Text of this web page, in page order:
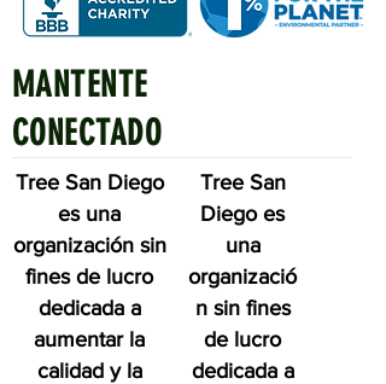
MANTENTE
CONECTADO
Tree San Diego
es una
organización sin
fines de lucro
dedicada a
aumentar la
calidad y la
Tree San
Diego es
una
organizació
n sin fines
de lucro
dedicada a